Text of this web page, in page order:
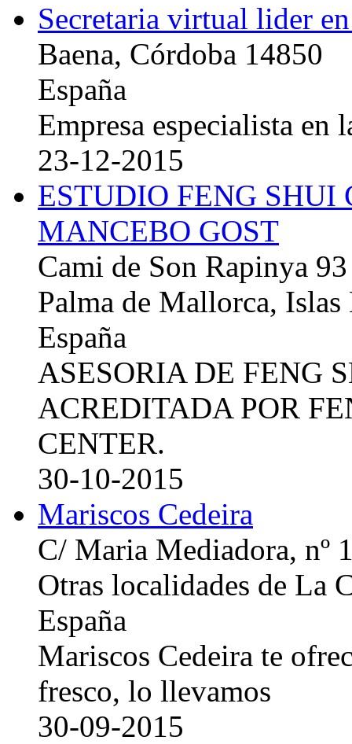
Secretaria virtual lider
Baena, Córdoba 14850
España
Empresa especialista en
23-12-2015
ESTUDIO FENG
MANCEBO GOST
Cami de Son Rapinya 93
Palma de Mallorca, Islas
España
ASESORIA DE FENG
ACREDITADA POR
CENTER.
30-10-2015
Mariscos Cedeira
C/ Maria Mediadora, nº
Otras localidades de La
España
Mariscos Cedeira te
fresco, lo llevamos
30-09-2015